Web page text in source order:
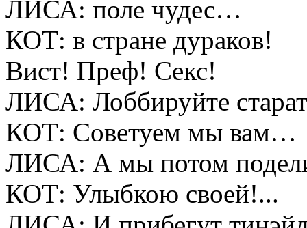
ЛИСА: поле чудес…
КОТ: в стране дураков!
Вист! Преф! Секс!
ЛИСА: Лоббируйте
КОТ: Советуем мы вам…
ЛИСА: А мы потом
КОТ: Улыбкою своей!...